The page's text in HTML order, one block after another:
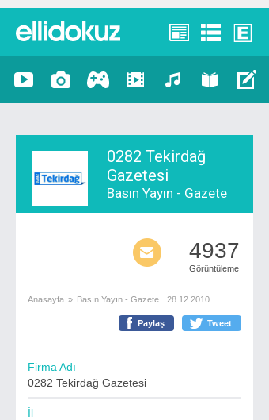
0282 Tekirdağ
Gazetesi
Basın Yayın - Gazete
4937
Görüntüleme
Anasayfa » Basın Yayın - Gazete 28.12.2010
Paylaş Tweet
Firma Adı
0282 Tekirdağ Gazetesi
İl